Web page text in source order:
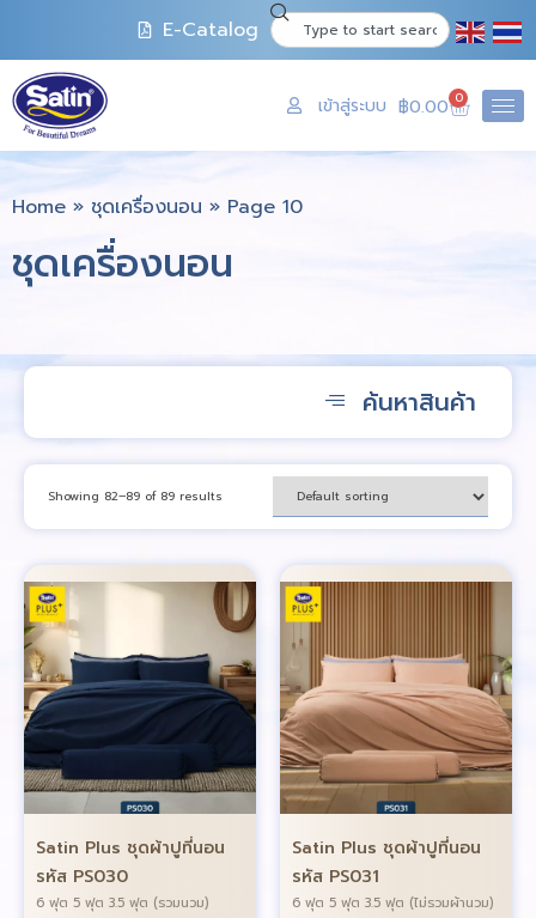
E-Catalog
เข้าสู่ระบบ ฿0.00 0
Home » ชุดเครื่องนอน » Page 10
ชุดเครื่องนอน
ค้นหาสินค้า
Showing 82–89 of 89 results
Satin Plus ชุดผ้าปูที่นอน
รหัส PS030
6 ฟุต 5 ฟุต 3.5 ฟุต (รวมนวม)
Satin Plus ชุดผ้าปูที่นอน
รหัส PS031
6 ฟุต 5 ฟุต 3.5 ฟุต (ไม่รวมผ้านวม)